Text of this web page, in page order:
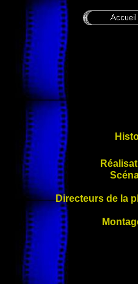
Directeurs de la